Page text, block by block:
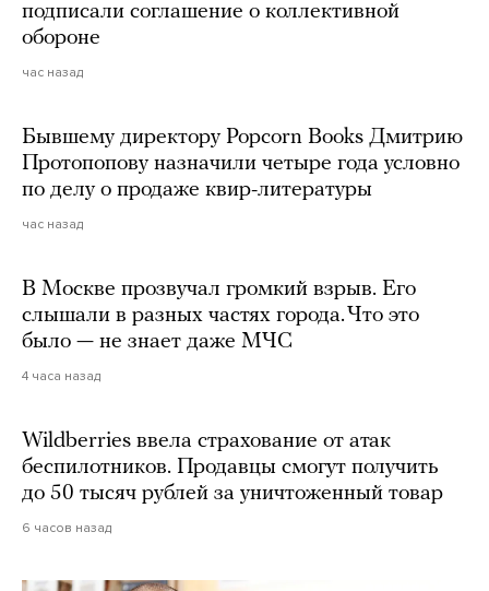
подписали соглашение о коллективной
обороне
час назад
Бывшему директору Popcorn Books Дмитрию
Протопопову назначили четыре года условно
по делу о продаже квир-литературы
час назад
В Москве прозвучал громкий взрыв. Его
слышали в разных частях города. Что это
было — не знает даже МЧС
4 часа назад
Wildberries ввела страхование от атак
беспилотников. Продавцы смогут получить
до 50 тысяч рублей за уничтоженный товар
6 часов назад